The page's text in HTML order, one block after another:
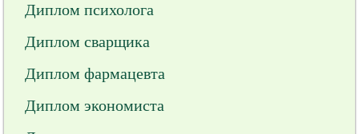
Диплом психолога
Диплом сварщика
Диплом фармацевта
Диплом экономиста